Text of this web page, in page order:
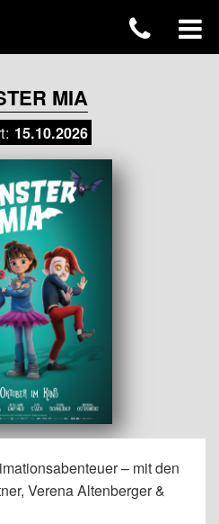
MIA
15.10.2026
– mit den
Verena Altenberger &